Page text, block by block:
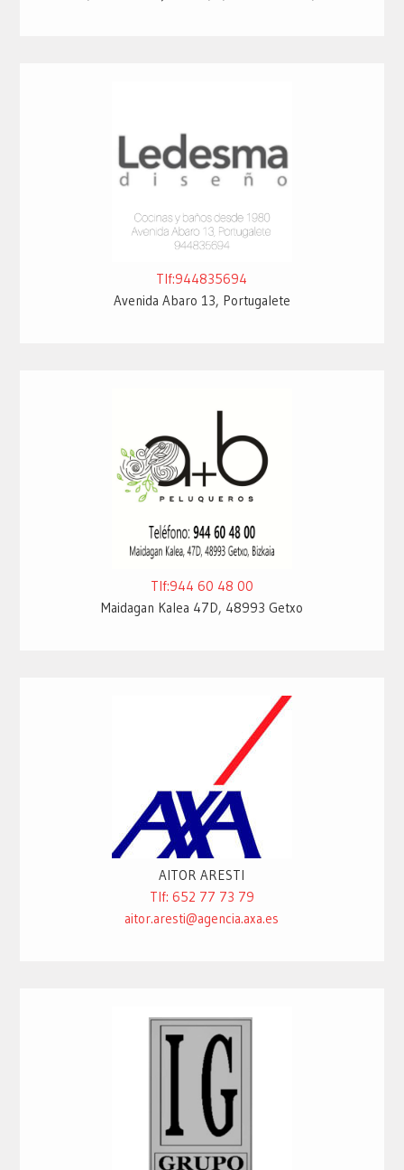
Tlf:944835694
Avenida Abaro 13, Portugalete
Tlf:944 60 48 00
Maidagan Kalea 47D, 48993 Getxo
AITOR ARESTI
Tlf: 652 77 73 79
aitor.aresti@agencia.axa.es